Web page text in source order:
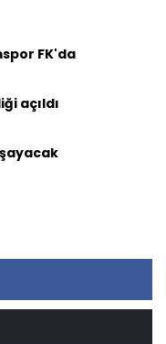
FK'da
açıldı